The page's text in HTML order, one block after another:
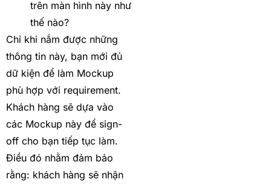
trên màn hình này như
thế nào?
Chỉ khi nắm được những
thông tin này, bạn mới đủ
dữ kiện để làm Mockup
phù hợp với requirement.
Khách hàng sẽ dựa vào
các Mockup này để sign-
off cho bạn tiếp tục làm.
Điều đó nhằm đảm bảo
rằng: khách hàng sẽ nhận